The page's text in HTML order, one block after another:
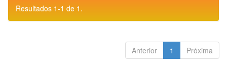
Resultados 1-1 de 1.
Anterior 1 Próxima